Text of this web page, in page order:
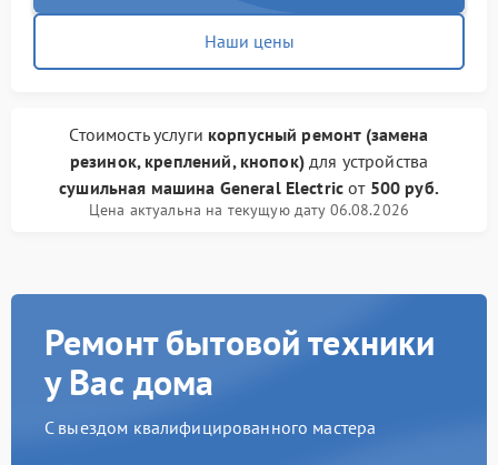
Наши цены
Стоимость услуги корпусный ремонт (замена
резинок, креплений, кнопок)для устройства
сушильная машина General Electric от 500 руб.
Цена актуальна на текущую дату 06.08.2026
Ремонт бытовой техники
у Вас дома
С выездом квалифицированного мастера